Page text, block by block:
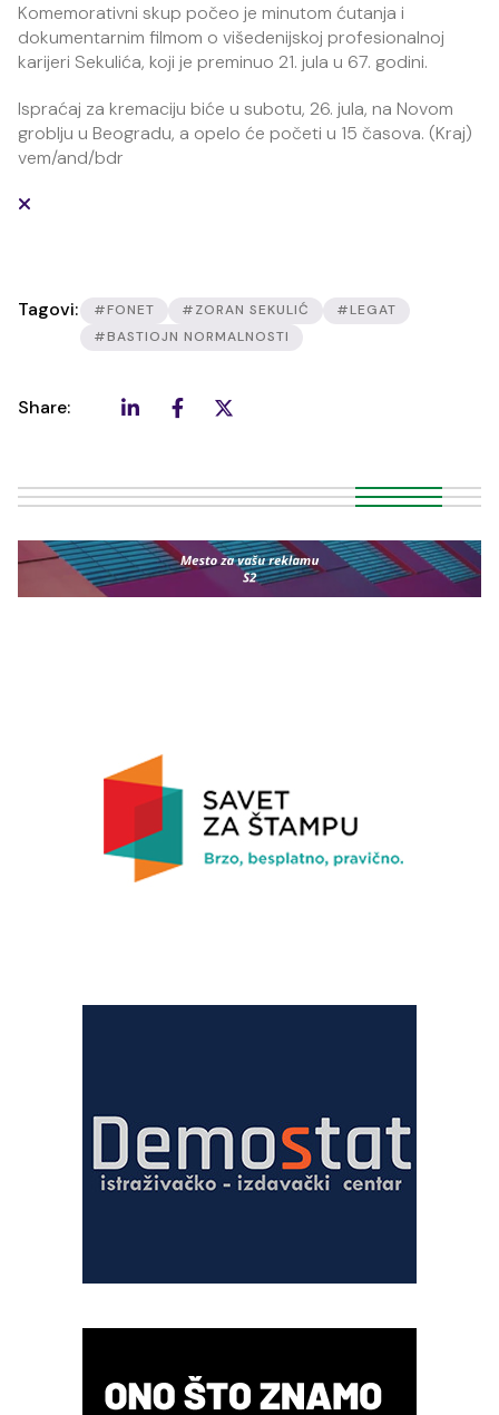
Komemorativni skup počeo je minutom ćutanja i
dokumentarnim filmom o višedenijskoj profesionalnoj
karijeri Sekulića, koji je preminuo 21. jula u 67. godini.
Ispraćaj za kremaciju biće u subotu, 26. jula, na Novom
groblju u Beogradu, a opelo će početi u 15 časova. (Kraj)
vem/and/bdr
Tagovi: #FONET #ZORAN SEKULIĆ
#LEGAT
#BASTIOJN NORMALNOSTI
Share: